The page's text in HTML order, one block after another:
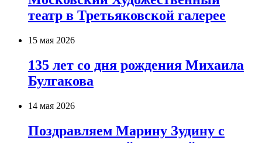
театр в Третьяковской галерее
15 мая 2026
135 лет со дня рождения Михаила
Булгакова
14 мая 2026
Поздравляем Марину Зудину с